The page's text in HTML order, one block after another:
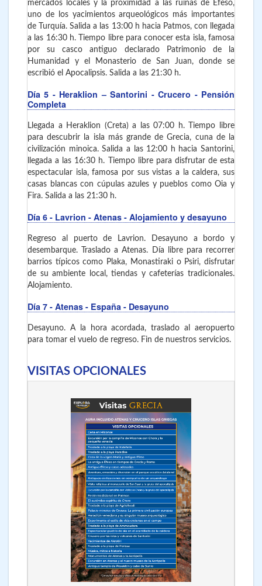
mercados locales y la proximidad a las ruinas de Éfeso,
uno de los yacimientos arqueológicos más importantes
de Turquía. Salida a las 13:00 h hacia Patmos, con llegada
a las 16:30 h. Tiempo libre para conocer esta isla, famosa
por su casco antiguo declarado Patrimonio de la
Humanidad y el Monasterio de San Juan, donde se
escribió el Apocalipsis. Salida a las 21:30 h.
Día 5 - Heraklion – Santorini - Crucero - Pensión
Completa
Llegada a Heraklion (Creta) a las 07:00 h. Tiempo libre
para descubrir la isla más grande de Grecia, cuna de la
civilización minoica. Salida a las 12:00 h hacia Santorini,
llegada a las 16:30 h. Tiempo libre para disfrutar de esta
espectacular isla, famosa por sus vistas a la caldera, sus
casas blancas con cúpulas azules y pueblos como Oia y
Fira. Salida a las 21:30 h.
Día 6 - Lavrion - Atenas - Alojamiento y desayuno
Regreso al puerto de Lavrion. Desayuno a bordo y
desembarque. Traslado a Atenas. Día libre para recorrer
barrios típicos como Plaka, Monastiraki o Psiri, disfrutar
de su ambiente local, tiendas y cafeterías tradicionales.
Alojamiento.
Día 7 - Atenas - España - Desayuno
Desayuno. A la hora acordada, traslado al aeropuerto
para tomar el vuelo de regreso. Fin de nuestros servicios.
VISITAS OPCIONALES